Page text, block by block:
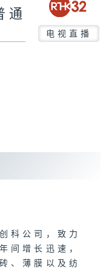
通
电视直播
科公司，致力
间增长迅速，
、薄膜以及纺